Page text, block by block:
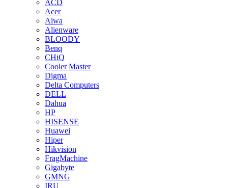
ACD
Acer
Aiwa
Alienware
BLOODY
Benq
CHiQ
Cooler Master
Digma
Delta Computers
DELL
Dahua
HP
HISENSE
Huawei
Hiper
Hikvision
FragMachine
Gigabyte
GMNG
IRU